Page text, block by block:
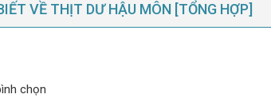
VỀ THỊT DƯ HẬU MÔN [TỔNG HỢP]
chọn